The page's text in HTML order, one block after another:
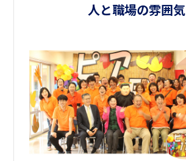
人と職場の雰囲気